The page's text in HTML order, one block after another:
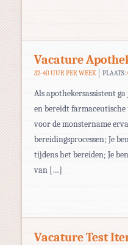
Vacature
32-40 UUR PER WEEK PLAATS:
Als apothekersassistent
en bereidt
voor de monstername
bereidingsprocessen; Je
tijdens het bereiden; Je
van […]
Vacature Test